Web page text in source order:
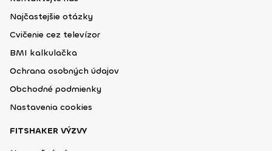
Najčastejšie otázky
Cvičenie cez televízor
BMI kalkulačka
Ochrana osobných údajov
Obchodné podmienky
Nastavenia cookies
FITSHAKER VÝZVY